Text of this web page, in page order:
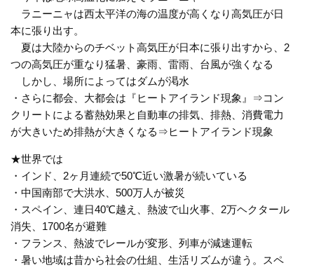
ラニーニャは西太平洋の海の温度が高くなり高気圧が日
本に張り出す。
夏は大陸からのチベット高気圧が日本に張り出すから、2
つの高気圧が重なり猛暑、豪雨、雷雨、台風が強くなる
しかし、場所によってはダムが渇水
・さらに都会、大都会は『ヒートアイランド現象』⇒コン
クリートによる蓄熱効果と自動車の排気、排熱、消費電力
が大きいため排熱が大きくなる⇒ヒートアイランド現象
★世界では
・インド、2ヶ月連続で50℃近い激暑が続いている
・中国南部で大洪水、500万人が被災
・スペイン、連日40℃越え、熱波で山火事、2万ヘクタール
消失、1700名が避難
・フランス、熱波でレールが変形、列車が減速運転
・暑い地域は昔から社会の仕組、生活リズムが違う。スペ